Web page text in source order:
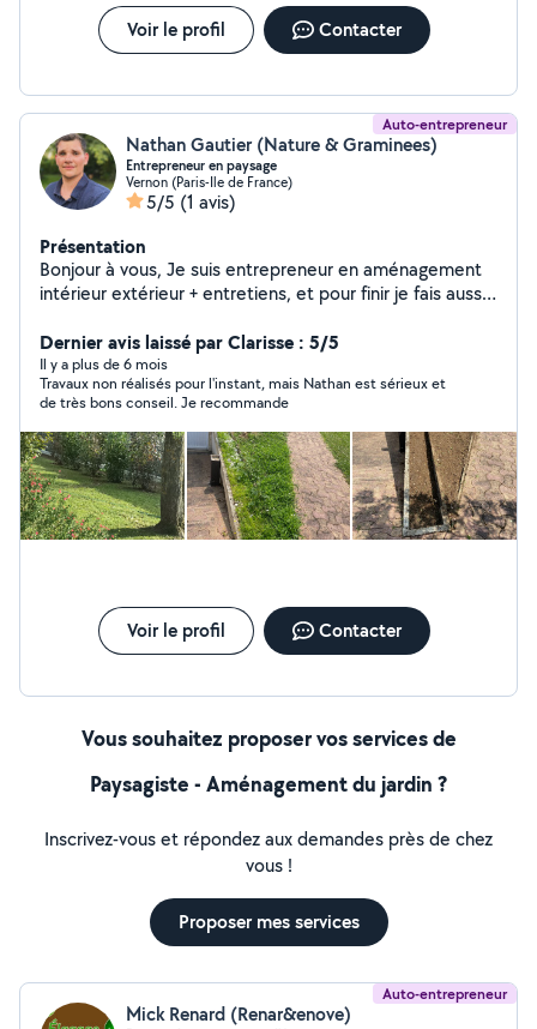
Voir le profil Contacter
Auto-entrepreneur
Nathan Gautier (Nature & Graminees)
Entrepreneur en paysage
Vernon (Paris-Ile de France)
5/5 (1 avis)
Présentation
Bonjour à vous, Je suis entrepreneur en aménagement
intérieur extérieur + entretiens, et pour finir je fais aussi
gratuits / contrat année, facture, facture acompte,
facture sur le nombre de fois que vous souhaitez payer,
un échéancier et une facture acquittée. Et en début
d'année je vous donne une attestation fiscale cela
comprend uniquement la main d'œuvre et pas les
fournitures. Je possède également l'aide à la personne
qui est de -50% en crédit d'impôts Mes zones : Vernon,
Gisors, Pacy, Mantes la jolie, Gaillon, Limay, (92).
Cordialement Nathan Gautier Nature & Graminées
Dernier avis laissé par Clarisse : 5/5
Il y a plus de 6 mois
Travaux non réalisés pour l'instant, mais Nathan est sérieux et
de très bons conseil. Je recommande
Voir le profil Contacter
Vous souhaitez proposer vos services de
Paysagiste - Aménagement du jardin ?
Inscrivez-vous et répondez aux demandes près de chez
vous !
Proposer mes services
Auto-entrepreneur
Mick Renard (Renar&enove)